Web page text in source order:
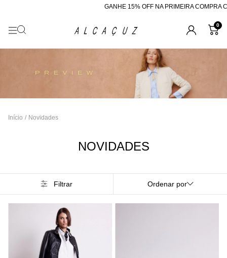
GANHE 15% OFF NA PRIMEIRA COMPRA COM
0
Início / Novidades
NOVIDADES
Filtrar Ordenar por